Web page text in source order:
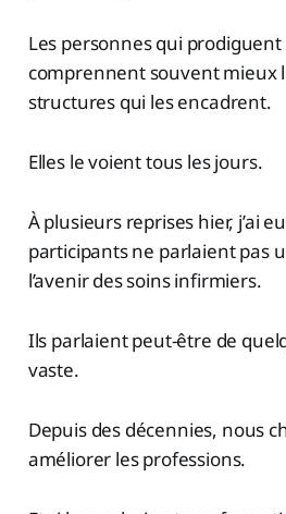
Les personnes qui prodiguent
comprennent souvent mieux
structures qui les encadrent.
Elles le voient tous les jours.
À plusieurs reprises hier, j’ai
participants ne parlaient pas
l’avenir des soins infirmiers.
Ils parlaient peut-être de
vaste.
Depuis des décennies, nous
améliorer les professions.